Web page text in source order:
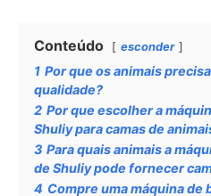
Conteúdo esconder
1 Por que os animais
qualidade?
2 Por que escolher a
Shuliy para camas de
3 Para quais animais a
de Shuliy pode fornecer
4 Compre uma máquina de